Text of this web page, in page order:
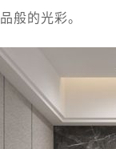
般的光彩。